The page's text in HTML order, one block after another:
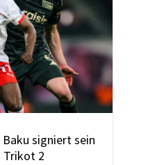
signiert sein
Trikot 2